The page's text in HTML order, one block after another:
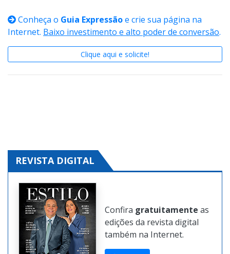
Conheça oGuia Expressãoe crie sua página na
Baixo investimento e alto poder de conversão
Clique aqui e solicite!
REVISTA DIGITAL
Confira gratuitamente
edições da revista digital